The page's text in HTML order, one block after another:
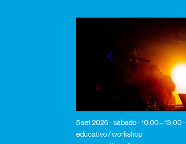
5 set 2026 sábado 10:00 – 13:00
educativo / workshop